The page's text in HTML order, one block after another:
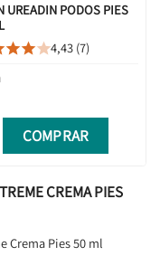
UREADIN PODOS PIES
4,43 (7)
COMPRAR
CREMA PIES
Crema Pies 50 ml